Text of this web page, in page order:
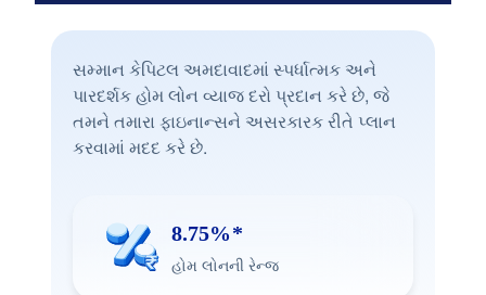
સમ્માન કેપિટલ અમદાવાદમાં સ્પર્ધાત્મક અને
પારદર્શક હોમ લોન વ્યાજ દરો પ્રદાન કરે છે, જે
તમને તમારા ફાઇનાન્સને અસરકારક રીતે પ્લાન
કરવામાં મદદ કરે છે.
8.75%*
હોમ લોનની રેન્જ